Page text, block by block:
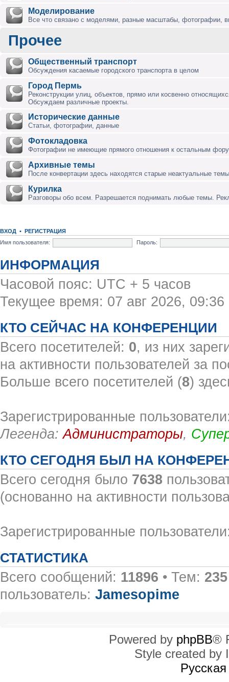
Моделирование
Все что связано с моделями, разные масштабы, фотографии,
Прочее
Общественный транспорт
Обсуждения касаемые городского транспорта в целом
Город Пермь
Реконструкции улиц, объектов, прямо или косвенно
Обсуждаем различные проекты.
Исторические данные
Статьи, фотографии, данные
Фотокладовка
Фотографии не имеющие прямого отношения к остальным
Архивные темы
После конвертации здесь находятся старые неактуальные
Курилка
Разговоры обо всем. Разрешается поднимать любые темы.
ВХОД • РЕГИСТРАЦИЯ
Имя пользователя:
Пароль:
ИНФОРМАЦИЯ
Часовой пояс: UTC + 5 часов
Текущее время: 07 авг 2026, 09:36
КТО СЕЙЧАС НА КОНФЕРЕНЦИИ
Всего посетителей: 0, из них
на активности пользователей за
Больше всего посетителей (8)
Зарегистрированные
Легенда:Администраторы,
КТО СЕГОДНЯ БЫЛ НА
Всего сегодня было 7638
(основанно на активности
Зарегистрированные
СТАТИСТИКА
Всего сообщений: 11896 • Тем: 235
пользователь: Jamesopime
Powered by phpBB®
Style created by